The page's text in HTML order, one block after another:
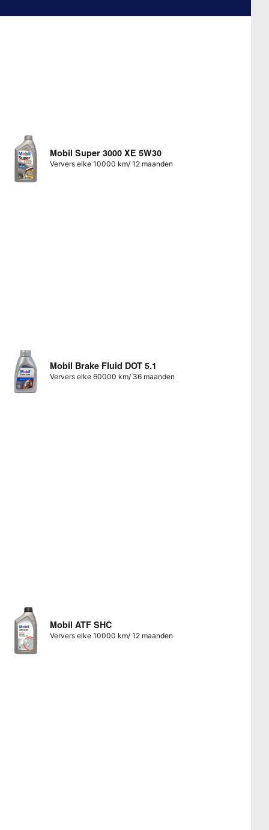
Mobil Super 3000 XE 5W30
Ververs elke 10000 km/ 12 maanden
Mobil Brake Fluid DOT 5.1
Ververs elke 60000 km/ 36 maanden
Mobil ATF SHC
Ververs elke 10000 km/ 12 maanden